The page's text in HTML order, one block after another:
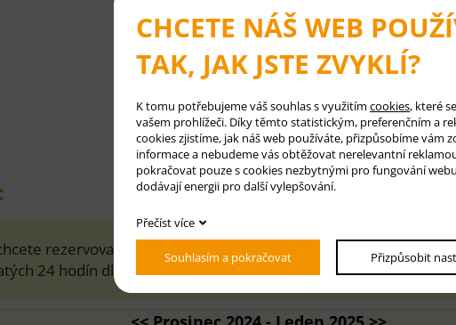
rezervovat místo. Den začína od 12:00 nakliknutého dne,
24 hodín dle cenníku.
CHCETE NÁŠ WEB
TAK, JAK JSTE ZVYKLÍ?
K tomu potřebujeme váš souhlas s využitím cookies, které
vašem prohlížeči. Díky těmto statistickým, preferenčním a
cookies zjistíme, jak náš web používáte, přizpůsobíme vám
informace a nebudeme vás obtěžovat nerelevantní
pokračovat pouze s cookies nezbytnými pro fungování
dodávají energii pro další vylepšování.
Přečíst více
Souhlasím a pokračovat Přizpůsobit